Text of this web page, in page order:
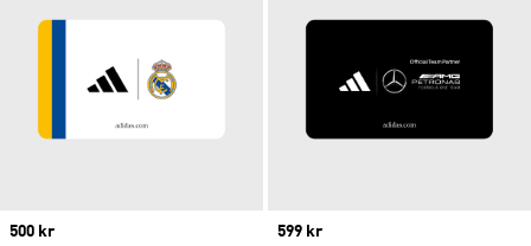
Price
500 kr
Price
599 kr